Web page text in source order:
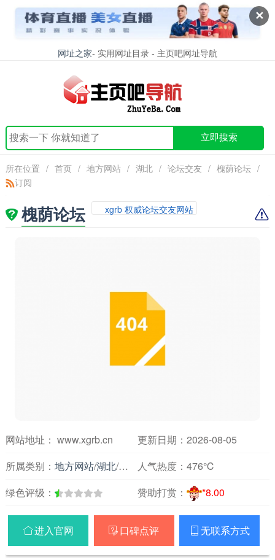
✕
网址之家- 实用网址目录 - 主页吧网址导航
立即搜索
所在位置 / 首页 / 地方网站 / 湖北 / 论坛交友 / 槐荫论坛 /
订阅
槐荫论坛 xgrb 权威论坛交友网站
网站地址： www.xgrb.cn
更新日期：2026-08-05
所属类别： 地方网站/湖北/论坛交友人气热度： 476℃
绿色评级：
赞助打赏： *8.00
进入官网  口碑点评  无联系方式